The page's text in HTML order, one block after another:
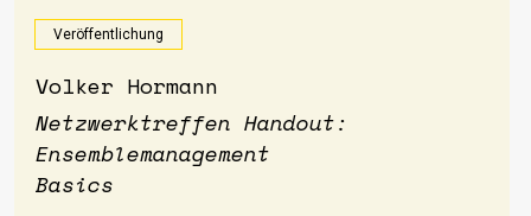
Veröffentlichung
Volker Hormann
Netzwerktreffen Handout:
Ensemblemanagement
Basics